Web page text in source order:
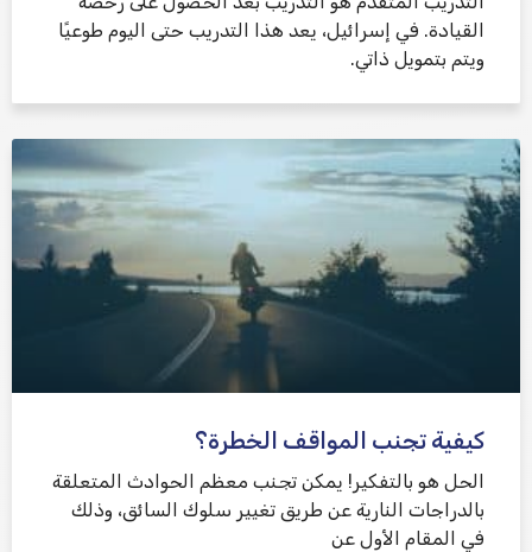
القيادة. في إسرائيل، يعد هذا التدريب حتى اليوم طوعيًا
ويتم بتمويل ذاتي.
كيفية تجنب المواقف الخطرة؟
الحل هو بالتفكير! يمكن تجنب معظم الحوادث المتعلقة
بالدراجات النارية عن طريق تغيير سلوك السائق، وذلك
في المقام الأول عن